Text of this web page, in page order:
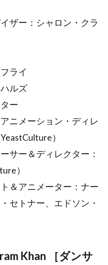
ザー：シャロン・クラ
ライ
ルズ
ー
ニメーション・ディレ
）
サー＆ディレクター：
）
＆アニメーター：ナー
セトナー、エドソン・
Khan ［ダンサ